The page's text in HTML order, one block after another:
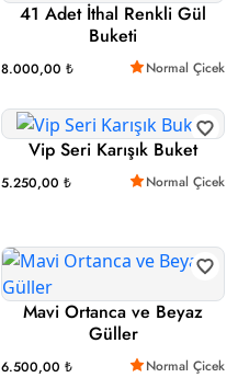
41 Adet İthal Renkli Gül
Buketi
8.000,00 ₺ Normal Çicek
Vip Seri Karışık Buket
5.250,00 ₺ Normal Çicek
Mavi Ortanca ve Beyaz
Güller
6.500,00 ₺ Normal Çicek